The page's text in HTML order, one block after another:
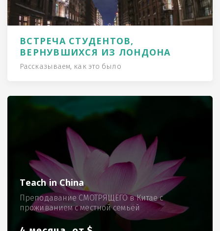
ВСТРЕЧА СТУДЕНТОВ,
ВЕРНУВШИХСЯ ИЗ ЛОНДОНА
Рассказываем, как это было
Teach in China
Преподавание СМОТРЯЩЕГО в Китае с
проживанием с местной семьёй